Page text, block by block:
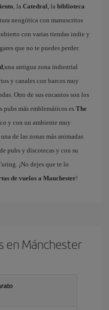
, la Catedral, la biblioteca
neogótica con manuscritos
con varias tiendas indie y
que no te puedes perder.
,una antigua zona industrial
y canales con barcos muy
Otro de sus encantos son los
pubs más emblemáticos es The
y con un ambiente muy
de las zonas más animadas
pubs y discotecas y con su
¡No dejes que te lo
de vuelos a Manchester!
en Mánchester